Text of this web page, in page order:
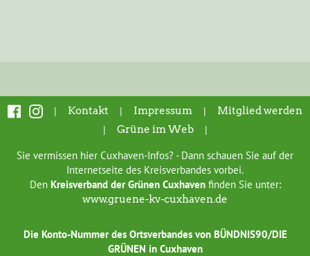
| Kontakt | Impressum| Mitglied werden
| Grüne im Web|
Sie vermissen hier Cuxhaven-Infos? - Dann schauen Sie auf der
Internetseite des Kreisverbandes vorbei.
Den Kreisverband der Grünen Cuxhavenfinden Sie unter:
www.gruene-kv-cuxhaven.de
Die Konto-Nummer des Ortsverbandes von BÜNDNIS90/DIE
GRÜNEN in Cuxhaven